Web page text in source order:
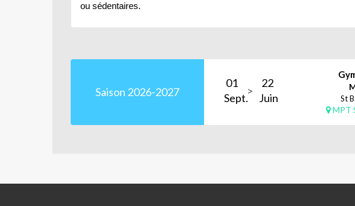
ou sédentaires.
Saison 2026-2027
01
Sept.
22
Juin
St
MPT